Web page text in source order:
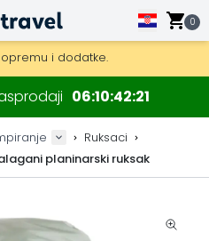
0
(dostava unutar 24 sata)
za drvene karte i dekoracije.
i dodatke.
06 10 42 21
Ruksaci
planinarski ruksak